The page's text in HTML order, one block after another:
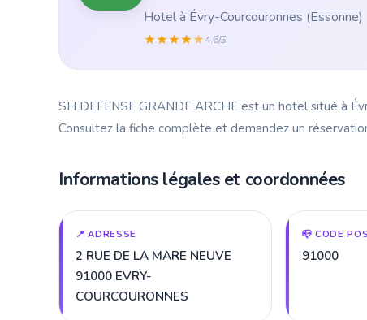
Hotel à Évry-Courcouronnes (Essonne)
★★★★★4.6/5
SH DEFENSE GRANDE ARCHE est un hotel situé à
Consultez la fiche complète et demandez un
Informations légales et coordonnées
📍 ADRESSE
2 RUE DE LA MARE NEUVE
91000 EVRY-
COURCOURONNES
📪 CODE
91000